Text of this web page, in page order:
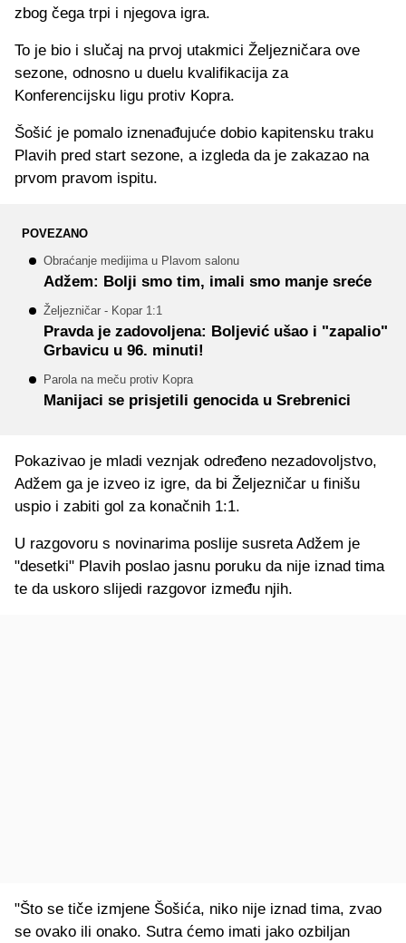
zbog čega trpi i njegova igra.
To je bio i slučaj na prvoj utakmici Željezničara ove
sezone, odnosno u duelu kvalifikacija za
Konferencijsku ligu protiv Kopra.
Šošić je pomalo iznenađujuće dobio kapitensku traku
Plavih pred start sezone, a izgleda da je zakazao na
prvom pravom ispitu.
POVEZANO
Obraćanje medijima u Plavom salonu
Adžem: Bolji smo tim, imali smo manje sreće
Željezničar - Kopar 1:1
Pravda je zadovoljena: Boljević ušao i "zapalio"
Grbavicu u 96. minuti!
Parola na meču protiv Kopra
Manijaci se prisjetili genocida u Srebrenici
Pokazivao je mladi veznjak određeno nezadovoljstvo,
Adžem ga je izveo iz igre, da bi Željezničar u finišu
uspio i zabiti gol za konačnih 1:1.
U razgovoru s novinarima poslije susreta Adžem je
"desetki" Plavih poslao jasnu poruku da nije iznad tima
te da uskoro slijedi razgovor između njih.
"Što se tiče izmjene Šošića, niko nije iznad tima, zvao
se ovako ili onako. Sutra ćemo imati jako ozbiljan